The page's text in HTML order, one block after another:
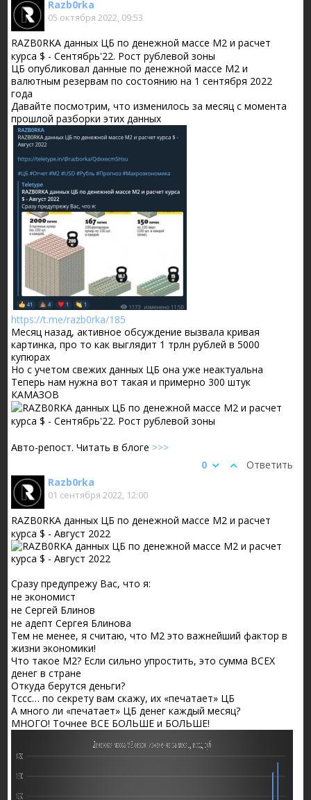
Razb0rka
05 октября 2022, 09:53
RAZB0RKA данных ЦБ по денежной массе М2 и расчет
курса $ - Сентябрь'22. Рост рублевой зоны
ЦБ опубликовал данные по денежной массе М2 и
валютным резервам по состоянию на 1 сентября 2022
года
Давайте посмотрим, что изменилось за месяц с момента
прошлой разборки этих данных
https://t.me/razb0rka/185
Месяц назад, активное обсуждение вызвала кривая
картинка, про то как выглядит 1 трлн рублей в 5000
купюрах
Но с учетом свежих данных ЦБ она уже неактуальна
Теперь нам нужна вот такая и примерно 300 штук
КАМАЗОВ
Авто-репост. Читать в блоге >>>
Ответить
0
Razb0rka
01 сентября 2022, 12:00
RAZB0RKA данных ЦБ по денежной массе М2 и расчет
курса $ - Август 2022
Сразу предупрежу Вас, что я:
не экономист
не Сергей Блинов
не адепт Сергея Блинова
Тем не менее, я считаю, что М2 это важнейший фактор в
жизни экономики!
Что такое М2? Если сильно упростить, это сумма ВСЕХ
денег в стране
Откуда берутся деньги?
Тссс… по секрету вам скажу, их «печатает» ЦБ
А много ли «печатает» ЦБ денег каждый месяц?
МНОГО! Точнее ВСЕ БОЛЬШЕ и БОЛЬШЕ!